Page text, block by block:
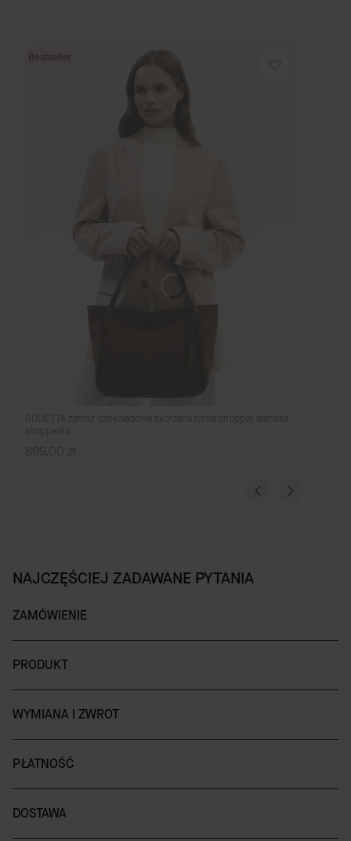
Bestseller
GULIETTA zamsz czekoladowa skórzana torba shopper damska
shopperka
Cena
699,00 zł
NAJCZĘŚCIEJ ZADAWANE PYTANIA
ZAMÓWIENIE
PRODUKT
WYMIANA I ZWROT
PŁATNOŚĆ
DOSTAWA